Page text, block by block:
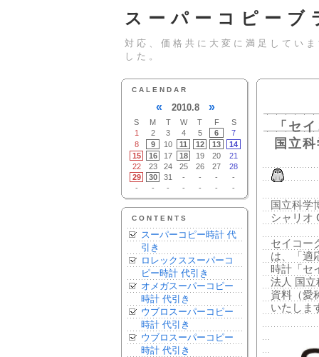
スーパーコピー
対応、価格共に大変に満足してい
した。
「セ
国立
国立科学
シャリオ
セイコー
は、「適
時計「セ
法人 国立
資料（愛
いたしま
CALENDAR
« 2010.8 »
S M T W T F
S
1
2 3 4 5 6
7
8
9 10 11 12 13
14
15
16 17 18 19 20
21
22
23 24 25 26 27
28
29
30 31 - - -
-
-
- - - - - -
CONTENTS
スーパーコピー時計 代
引き
ロレックススーパーコ
ピー時計 代引き
オメガスーパーコピー
時計 代引き
ウブロスーパーコピー
時計 代引き
ウブロスーパーコピー
時計 代引き